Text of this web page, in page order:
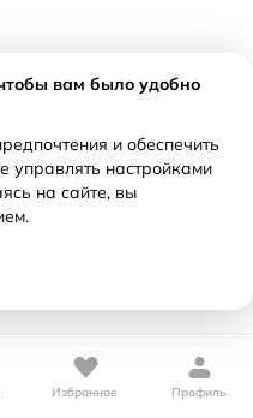
Избранное Профиль
вам было удобно
и обеспечить
управлять настройками
на сайте, вы